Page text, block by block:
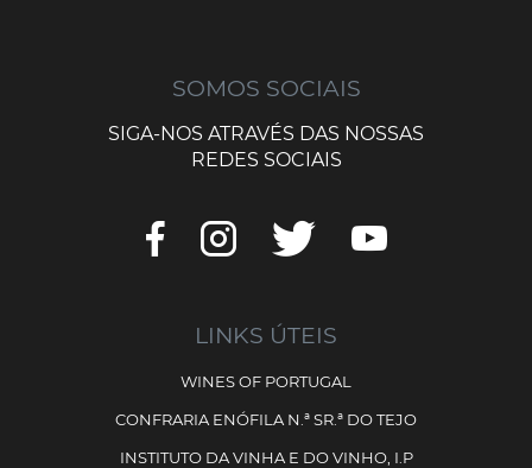
SOMOS SOCIAIS
SIGA-NOS ATRAVÉS DAS NOSSAS
REDES SOCIAIS
LINKS ÚTEIS
WINES OF PORTUGAL
CONFRARIA ENÓFILA N.ª SR.ª DO TEJO
INSTITUTO DA VINHA E DO VINHO, I.P